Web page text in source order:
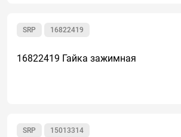
16822419
SRP
16822419 Гайка зажимная
15013314
SRP